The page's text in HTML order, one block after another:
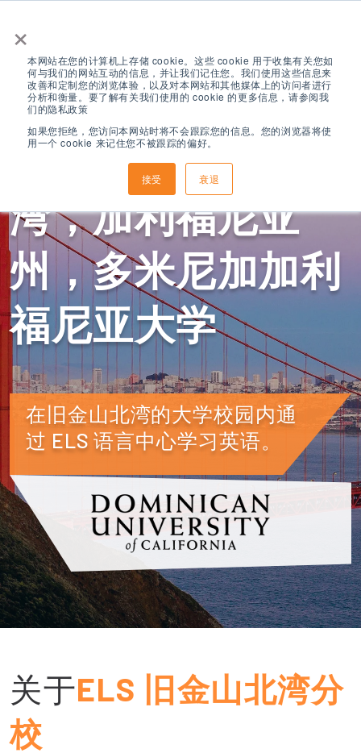
×
本网站在您的计算机上存储 cookie。这些 cookie 用于收集有关您如
何与我们的网站互动的信息，并让我们记住您。我们使用这些信息来
改善和定制您的浏览体验，以及对本网站和其他媒体上的访问者进行
分析和衡量。要了解有关我们使用的 cookie 的更多信息，请参阅我
们的隐私政策
如果您拒绝，您访问本网站时将不会跟踪您的信息。您的浏览器将使
用一个 cookie 来记住您不被跟踪的偏好。
接受 衰退
ELS 旧金山，北
湾，加利福尼亚
州，多米尼加加利
福尼亚大学
在旧金山北湾的大学校园内通
过 ELS 语言中心学习英语。
关于ELS 旧金山北湾分
校